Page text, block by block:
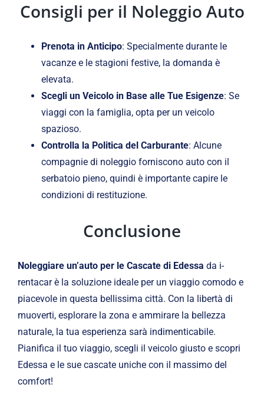
Consigli per il Noleggio Auto
Prenota in Anticipo: Specialmente durante le
vacanze e le stagioni festive, la domanda è
elevata.
Scegli un Veicolo in Base alle Tue Esigenze: Se
viaggi con la famiglia, opta per un veicolo
spazioso.
Controlla la Politica del Carburante: Alcune
compagnie di noleggio forniscono auto con il
serbatoio pieno, quindi è importante capire le
condizioni di restituzione.
Conclusione
Noleggiare un’auto per le Cascate di Edessa da i-
rentacar è la soluzione ideale per un viaggio comodo e
piacevole in questa bellissima città. Con la libertà di
muoverti, esplorare la zona e ammirare la bellezza
naturale, la tua esperienza sarà indimenticabile.
Pianifica il tuo viaggio, scegli il veicolo giusto e scopri
Edessa e le sue cascate uniche con il massimo del
comfort!